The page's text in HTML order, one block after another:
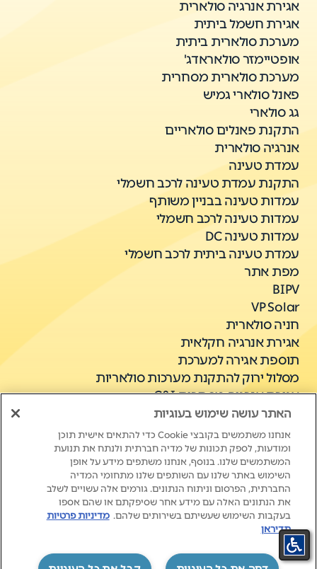
אגירת אנרגיה סולארית
אגירת חשמל ביתית
מערכת סולארית ביתית
אופטיימזר סולאראדג'
מערכת סולארית מסחרית
פאנל סולארי גמיש
גג סולארי
התקנת פאנלים סולאריים
אנרגיה סולארית
עמדת טעינה
התקנת עמדת טעינה לרכב חשמלי
עמדות טעינה בבניין משותף
עמדות טעינה לרכב חשמלי
עמדות טעינה DC
עמדת טעינה ביתית לרכב חשמלי
מפת אתר
BIPV
VP Solar
חניה סולארית
אגירת אנרגיה חקלאית
תוספת אגירה למערכת
מסלול ירוק להתקנת מערכות סולאריות
אגירת אנרגיה מסחרית C&I
New Life. New Energy.
האתר עושה שימוש בעוגיות
אנחנו משתמשים בקובצי Cookie כדי להתאים אישית תוכן
ומודעות, לספק תכונות של מדיה חברתית ולנתח את תנועת
המשתמשים שלנו. בנוסף, אנחנו משתפים מידע על אופן
השימוש באתר שלנו עם השותפים שלנו מתחומי המדיה
החברתית, הפרסום וניתוח הנתונים. גורמים אלה עשויים לשלב
את הנתונים האלה עם מידע אחר שסיפקתם או שהם אספו
בעקבות השימוש שעשיתם בשירותים שלהם. מדיניות פרטיות
תדיראן